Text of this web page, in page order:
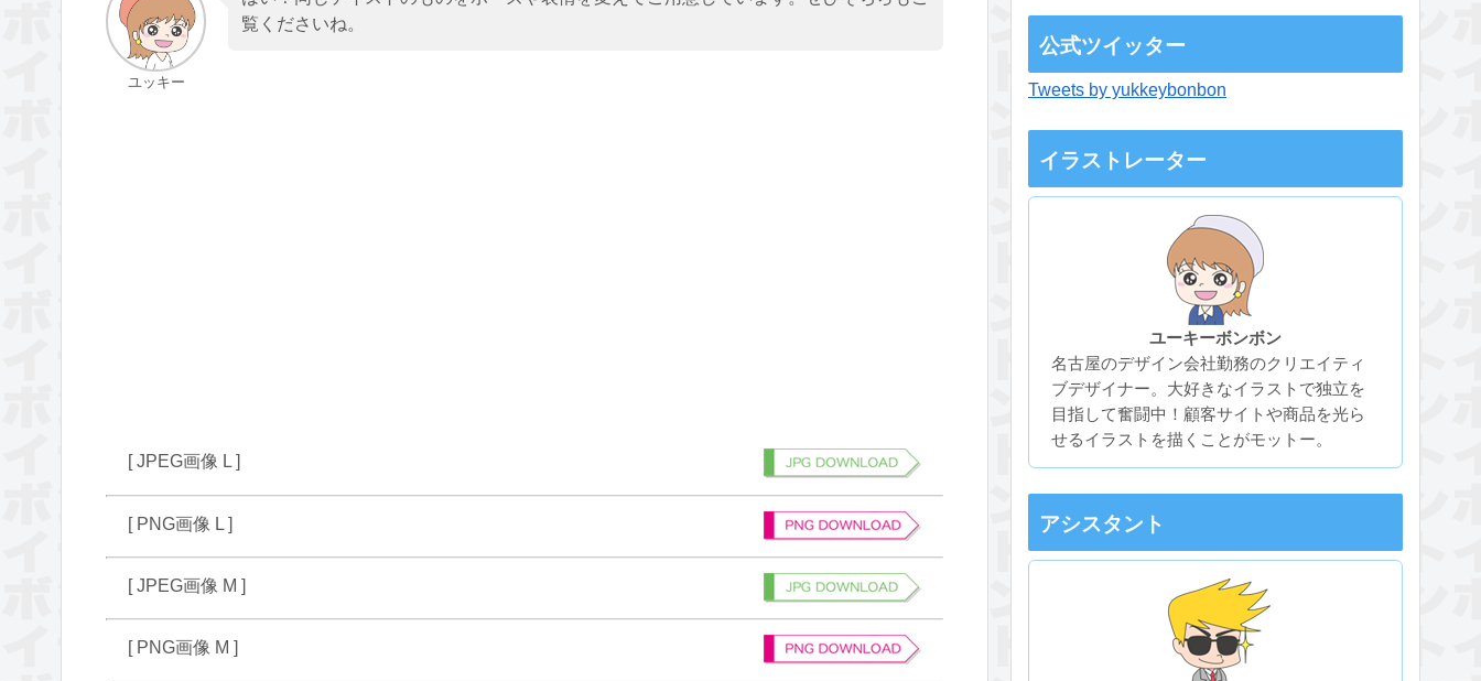
ユッキー
覧くださいね。
[ JPEG画像 L ]
[ PNG画像 L ]
[ JPEG画像 M ]
[ PNG画像 M ]
公式ツイッター
Tweets by yukkeybonbon
イラストレーター
ユーキーボンボン
名古屋のデザイン会社勤務のクリエイティ
ブデザイナー。大好きなイラストで独立を
目指して奮闘中！顧客サイトや商品を光ら
せるイラストを描くことがモットー。
アシスタント